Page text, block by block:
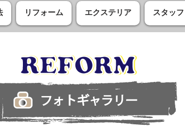
リフォーム エクステリア スタッフ